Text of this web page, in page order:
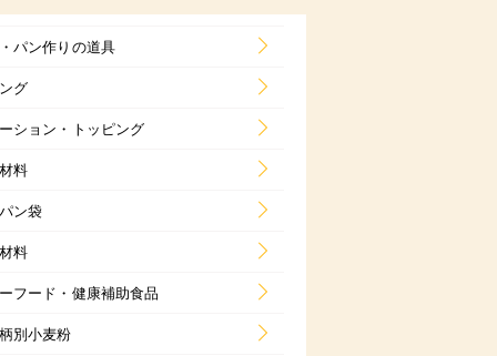
パン作りの道具
グ
ション・トッピング
料
ン袋
料
フード・健康補助食品
別小麦粉